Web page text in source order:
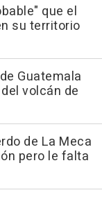
que el
su territorio
Guatemala
volcán de
de La Meca
pero le falta